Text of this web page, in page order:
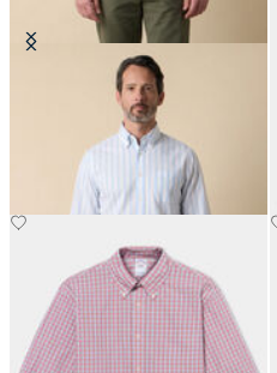
Chemise Friday Regular Fit en
Popeline avec Col Button Down